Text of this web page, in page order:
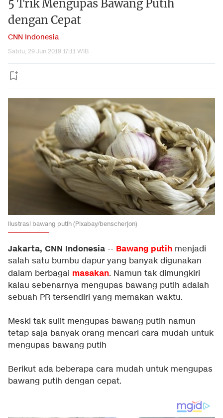
5 Trik Mengupas Bawang Putih
dengan Cepat
CNN Indonesia
Sabtu, 29 Jun 2019 17:11 WIB
ilustrasi bawang putih (Pixabay/benscherjon)
Jakarta, CNN Indonesia -- Bawang putih menjadi
salah satu bumbu dapur yang banyak digunakan
dalam berbagai masakan. Namun tak dimungkiri
kalau sebenarnya mengupas bawang putih adalah
sebuah PR tersendiri yang memakan waktu.
Meski tak sulit mengupas bawang putih namun
tetap saja banyak orang mencari cara mudah untuk
mengupas bawang putih
Berikut ada beberapa cara mudah untuk mengupas
bawang putih dengan cepat.